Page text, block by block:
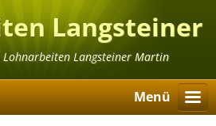
Langsteiner
Langsteiner Martin
Menü